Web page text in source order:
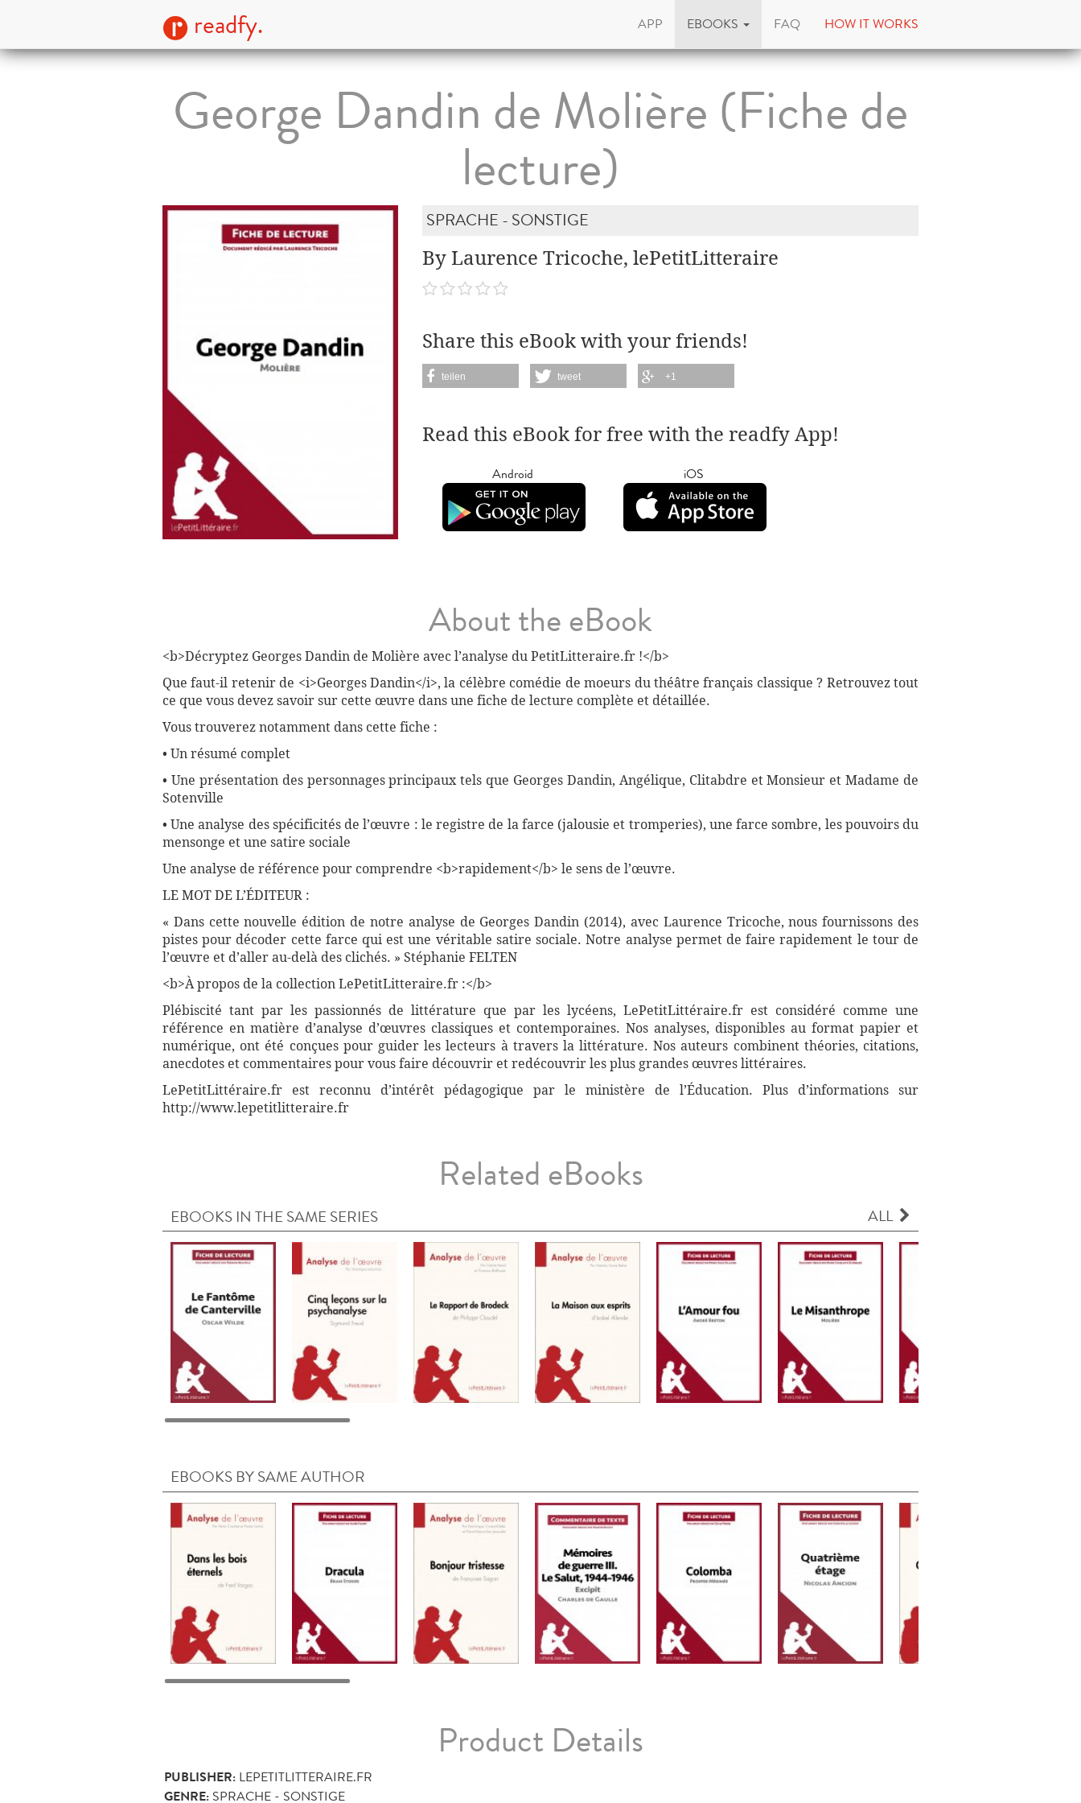
readfy. APP EBOOKS FAQ HOW IT WORKS
George Dandin de Molière (Fiche de
lecture)
SPRACHE - SONSTIGE
By Laurence Tricoche, lePetitLitteraire
Share this eBook with your friends!
teilen tweet +1
Read this eBook for free with the readfy App!
Android iOS
About the eBook
<b>Décryptez Georges Dandin de Molière avec l’analyse du PetitLitteraire.fr !</b>
Que faut-il retenir de <i>Georges Dandin</i>, la célèbre comédie de moeurs du théâtre français classique ? Retrouvez tout
ce que vous devez savoir sur cette œuvre dans une fiche de lecture complète et détaillée.
Vous trouverez notamment dans cette fiche :
• Un résumé complet
• Une présentation des personnages principaux tels que Georges Dandin, Angélique, Clitabdre et Monsieur et Madame de
Sotenville
• Une analyse des spécificités de l’œuvre : le registre de la farce (jalousie et tromperies), une farce sombre, les pouvoirs du
mensonge et une satire sociale
Une analyse de référence pour comprendre <b>rapidement</b> le sens de l’œuvre.
LE MOT DE L’ÉDITEUR :
« Dans cette nouvelle édition de notre analyse de Georges Dandin (2014), avec Laurence Tricoche, nous fournissons des
pistes pour décoder cette farce qui est une véritable satire sociale. Notre analyse permet de faire rapidement le tour de
l’œuvre et d’aller au-delà des clichés. » Stéphanie FELTEN
<b>À propos de la collection LePetitLitteraire.fr :</b>
Plébiscité tant par les passionnés de littérature que par les lycéens, LePetitLittéraire.fr est considéré comme une
référence en matière d’analyse d’œuvres classiques et contemporaines. Nos analyses, disponibles au format papier et
numérique, ont été conçues pour guider les lecteurs à travers la littérature. Nos auteurs combinent théories, citations,
anecdotes et commentaires pour vous faire découvrir et redécouvrir les plus grandes œuvres littéraires.
LePetitLittéraire.fr est reconnu d’intérêt pédagogique par le ministère de l’Éducation. Plus d’informations sur
http://www.lepetitlitteraire.fr
Related eBooks
EBOOKS IN THE SAME SERIES ALL
EBOOKS BY SAME AUTHOR
Product Details
PUBLISHER: LEPETITLITTERAIRE.FR
GENRE: SPRACHE - SONSTIGE